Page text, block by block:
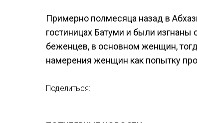
Примерно полмесяца назад в
гостиницах Батуми и были
беженцев, в основном женщин,
намерения женщин как попытку
Поделиться: